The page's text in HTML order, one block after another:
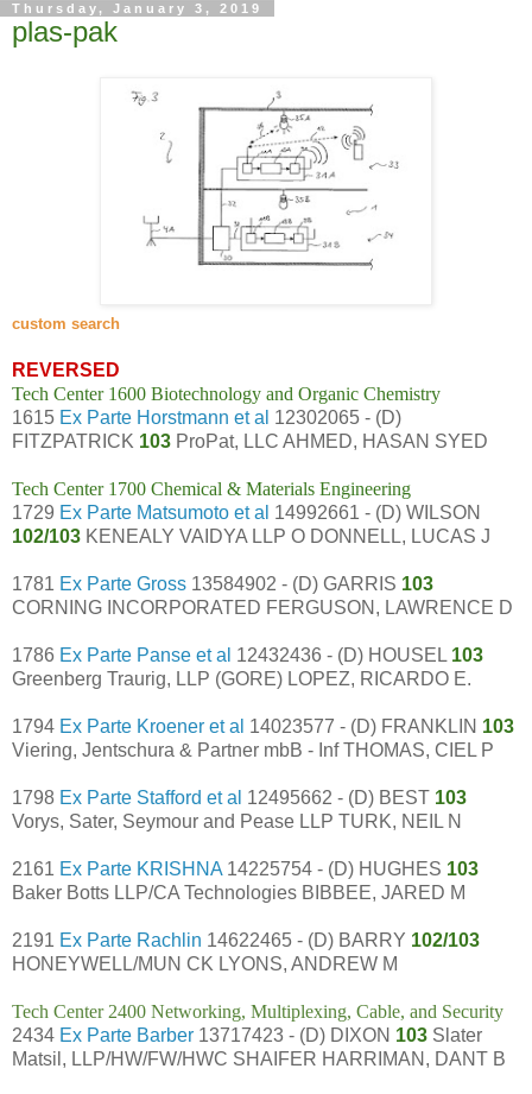
Thursday, January 3, 2019
plas-pak
custom search
REVERSED
Tech Center 1600 Biotechnology and Organic Chemistry
1615 Ex Parte Horstmann et al 12302065 - (D)
FITZPATRICK 103 ProPat, LLC AHMED, HASAN SYED
Tech Center 1700 Chemical & Materials Engineering
1729 Ex Parte Matsumoto et al 14992661 - (D) WILSON
102/103 KENEALY VAIDYA LLP O DONNELL, LUCAS J
1781 Ex Parte Gross 13584902 - (D) GARRIS 103
CORNING INCORPORATED FERGUSON, LAWRENCE D
1786 Ex Parte Panse et al 12432436 - (D) HOUSEL 103
Greenberg Traurig, LLP (GORE) LOPEZ, RICARDO E.
1794 Ex Parte Kroener et al 14023577 - (D) FRANKLIN 103
Viering, Jentschura & Partner mbB - Inf THOMAS, CIEL P
1798 Ex Parte Stafford et al 12495662 - (D) BEST 103
Vorys, Sater, Seymour and Pease LLP TURK, NEIL N
2161 Ex Parte KRISHNA 14225754 - (D) HUGHES 103
Baker Botts LLP/CA Technologies BIBBEE, JARED M
2191 Ex Parte Rachlin 14622465 - (D) BARRY 102/103
HONEYWELL/MUN CK LYONS, ANDREW M
Tech Center 2400 Networking, Multiplexing, Cable, and Security
2434 Ex Parte Barber 13717423 - (D) DIXON 103 Slater
Matsil, LLP/HW/FW/HWC SHAIFER HARRIMAN, DANT B